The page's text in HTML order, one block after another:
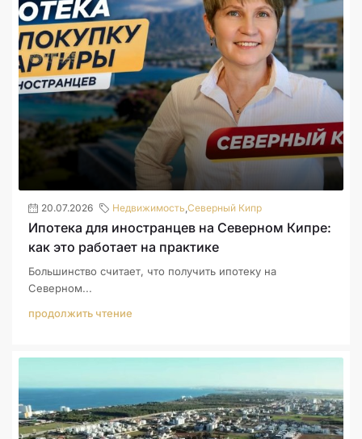
20.07.2026 Недвижимость Северный Кипр
Ипотека для иностранцев на Северном Кипре:
как это работает на практике
Большинство считает, что получить ипотеку на
Северном...
продолжить чтение